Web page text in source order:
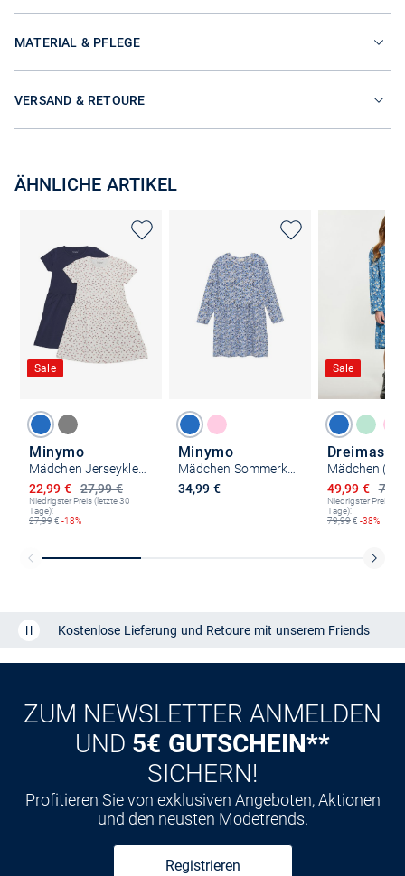
MATERIAL & PFLEGE
VERSAND & RETOURE
ÄHNLICHE ARTIKEL
Sale
Minymo
Mädchen Jerseykleid - MIDress
27,99 €
Ermäßigter Preis
22,99 €
Niedrigster Preis (letzte 30
Tage):
27,99€ -18%
Minymo
34,99 €
Sale
Dreimaster
Ermäßigter
49,99 €
Niedrigster Preis
Tage):
79,99€ -38%
Kostenlose Lieferung und Retoure mit unserem Friends
CLUB
Kauf aufRechnung
ZUM NEWSLETTER ANMELDEN
UND 5€ GUTSCHEIN**
SICHERN!
Profitieren Sie von exklusiven Angeboten, Aktionen
und den neusten Modetrends.
Registrieren